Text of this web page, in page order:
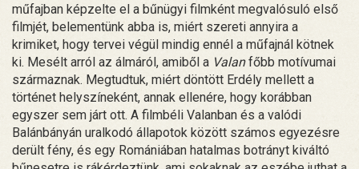
műfajban képzelte el a bűnügyi filmként megvalósuló első
filmjét, belementünk abba is, miért szereti annyira a
krimiket, hogy tervei végül mindig ennél a műfajnál kötnek
ki. Mesélt arról az álmáról, amiből a Valanfőbb motívumai
származnak. Megtudtuk, miért döntött Erdély mellett a
történet helyszíneként, annak ellenére, hogy korábban
egyszer sem járt ott. A filmbéli Valanban és a valódi
Balánbányán uralkodó állapotok között számos egyezésre
derült fény, és egy Romániában hatalmas botrányt kiváltó